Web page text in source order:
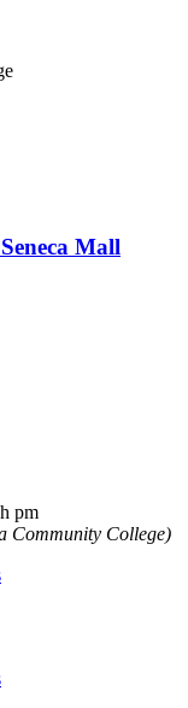
Mall
pm
Community College)